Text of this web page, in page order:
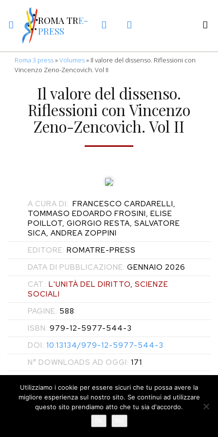
ROMA TRE-
PRESS
Roma 3 press»Volumes» Il valore del dissenso. Riflessioni con
Vincenzo Zeno-Zencovich. Vol II
Il valore del dissenso.
Riflessioni con Vincenzo
Zeno-Zencovich. Vol II
A CURA DI: FRANCESCO CARDARELLI,
TOMMASO EDOARDO FROSINI, ELISE
POILLOT, GIORGIO RESTA, SALVATORE
SICA, ANDREA ZOPPINI
EDITORE: ROMATRE-PRESS
DATA DI PUBBLICAZIONE: GENNAIO 2026
CAT.: L'UNITÀ DEL DIRITTO, SCIENZE
SOCIALI
PAGINE: 588
ISBN: 979-12-5977-544-3
DOI: 10.13134/979-12-5977-544-3
N° DOWNLOADS AD OGGI: 171
SCARICA
Utilizziamo i cookie per essere sicuri che tu possa avere la
migliore esperienza sul nostro sito. Se continui ad utilizzare
questo sito prendiamo atto che tu sia d'accordo.